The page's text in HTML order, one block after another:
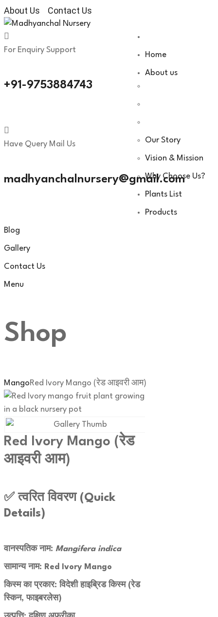
Skip
to
About Us Contact Us
For Enquiry Support
+91-9753884743
Have Query Mail Us
madhyanchalnursery@gmail.com
Home
About us
Our Story
Vision & Mission
Why Choose Us?
Plants List
Products
Blog
Gallery
Contact Us
Menu
Shop
MangoRed Ivory Mango (रेड आइवरी आम)
Red Ivory Mango (रेड
आइवरी आम)
✅ त्वरित विवरण (Quick
Details)
वानस्पतिक नाम: Mangifera indica
सामान्य नाम: Red Ivory Mango
किस्म का प्रकार: विदेशी हाइब्रिड किस्म (रेड
स्किन, फाइबरलेस)